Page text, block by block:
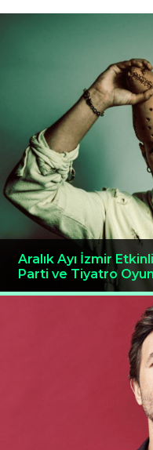
Aralık Ayı İzmir
Parti ve Tiyatro